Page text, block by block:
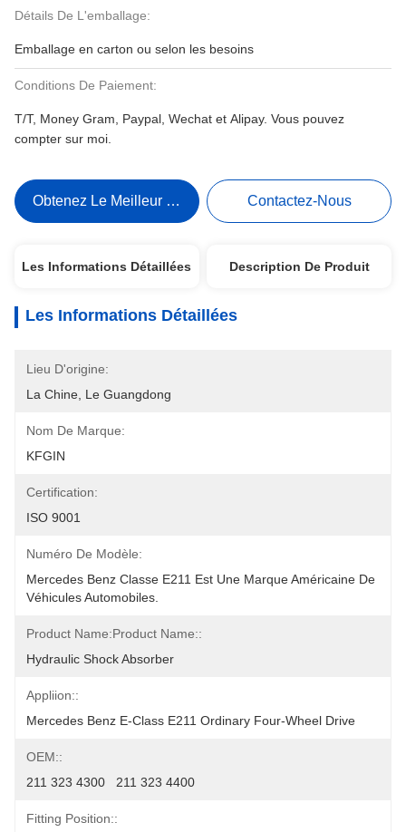
Détails De L'emballage:
Emballage en carton ou selon les besoins
Conditions De Paiement:
T/T, Money Gram, Paypal, Wechat et Alipay. Vous pouvez
compter sur moi.
Obtenez Le Meilleur Prix Contactez-Nous
Les Informations Détaillées Description De Produit
Les Informations Détaillées
Lieu D'origine:
La Chine, Le Guangdong
Nom De Marque:
KFGIN
Certification:
ISO 9001
Numéro De Modèle:
Mercedes Benz Classe E211 Est Une Marque Américaine De
Véhicules Automobiles.
Product Name:Product Name::
Hydraulic Shock Absorber
Appliion::
Mercedes Benz E-Class E211 Ordinary Four-Wheel Drive
OEM::
211 323 4300   211 323 4400
Fitting Position::